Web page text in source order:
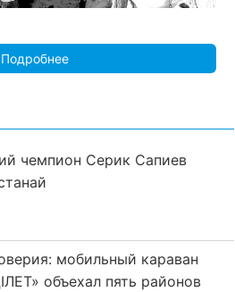
Подробнее
чемпион Серик Сапиев
мобильный караван
объехал пять районов